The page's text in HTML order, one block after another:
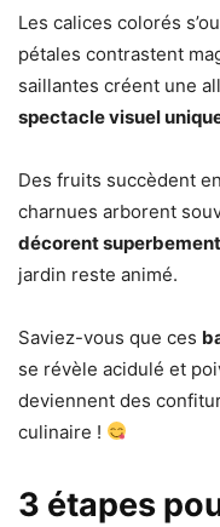
Les calices colorés
pétales contrastent
saillantes créent une
spectacle visuel
Des fruits succèdent
charnues arborent
décorent
jardin reste animé.
Saviez-vous que ces
se révèle acidulé et
deviennent des
culinaire !
3 étapes